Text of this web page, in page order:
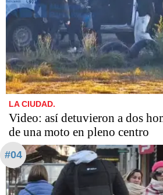
LA CIUDAD.
Video: así detuvieron a dos
de una moto en pleno centro
#04